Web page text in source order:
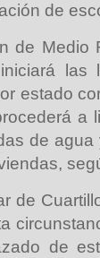
de
de Medio
las
estado
a
de
de
de